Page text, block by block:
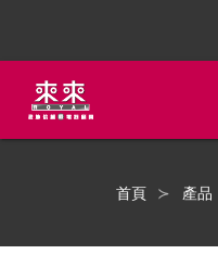
首頁 產品